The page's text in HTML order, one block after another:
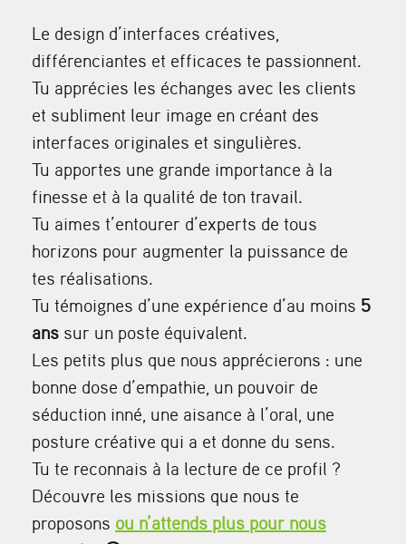
Le design d’interfaces créatives,
différenciantes et efficaces te passionnent.
Tu apprécies les échanges avec les clients
et subliment leur image en créant des
interfaces originales et singulières.
Tu apportes une grande importance à la
finesse et à la qualité de ton travail.
Tu aimes t’entourer d’experts de tous
horizons pour augmenter la puissance de
tes réalisations.
Tu témoignes d’une expérience d’au moins 5
ans sur un poste équivalent.
Les petits plus que nous apprécierons : une
bonne dose d’empathie, un pouvoir de
séduction inné, une aisance à l’oral, une
posture créative qui a et donne du sens.
Tu te reconnais à la lecture de ce profil ?
Découvre les missions que nous te
proposons ou n’attends plus pour nous